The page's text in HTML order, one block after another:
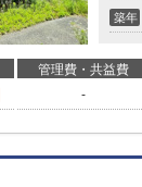
築年
管理費・共益費
-